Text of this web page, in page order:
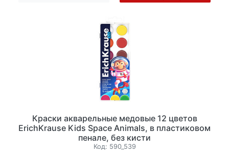
Краски акварельные медовые 12 цветов
ErichKrause Kids Space Animals, в пластиковом
пенале, без кисти
Код: 590_539